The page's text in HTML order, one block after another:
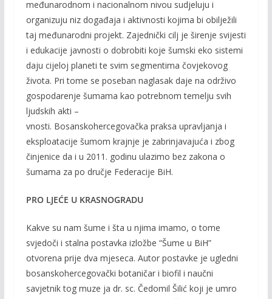
međunarodnom i nacionalnom nivou sudjeluju i
organizuju niz događaja i aktivnosti kojima bi obilježili
taj međunarodni projekt. Zajednički cilj je širenje svijesti
i edukacije javnosti o dobrobiti koje šumski eko sistemi
daju cijeloj planeti te svim segmentima čovjekovog
života. Pri tome se poseban naglasak daje na održivo
gospodarenje šumama kao potrebnom temelju svih
ljudskih akti –
vnosti. Bosanskohercegovačka praksa upravljanja i
eksploatacije šumom krajnje je zabrinjavajuća i zbog
činjenice da i u 2011. godinu ulazimo bez zakona o
šumama za po dručje Federacije BiH.
PRO LJEĆE U KRASNOGRADU
Kakve su nam šume i šta u njima imamo, o tome
svjedoči i stalna postavka izložbe “Šume u BiH”
otvorena prije dva mjeseca. Autor postavke je ugledni
bosanskohercegovački botaničar i biofil i naučni
savjetnik tog muze ja dr. sc. Čedomil Šilić koji je umro